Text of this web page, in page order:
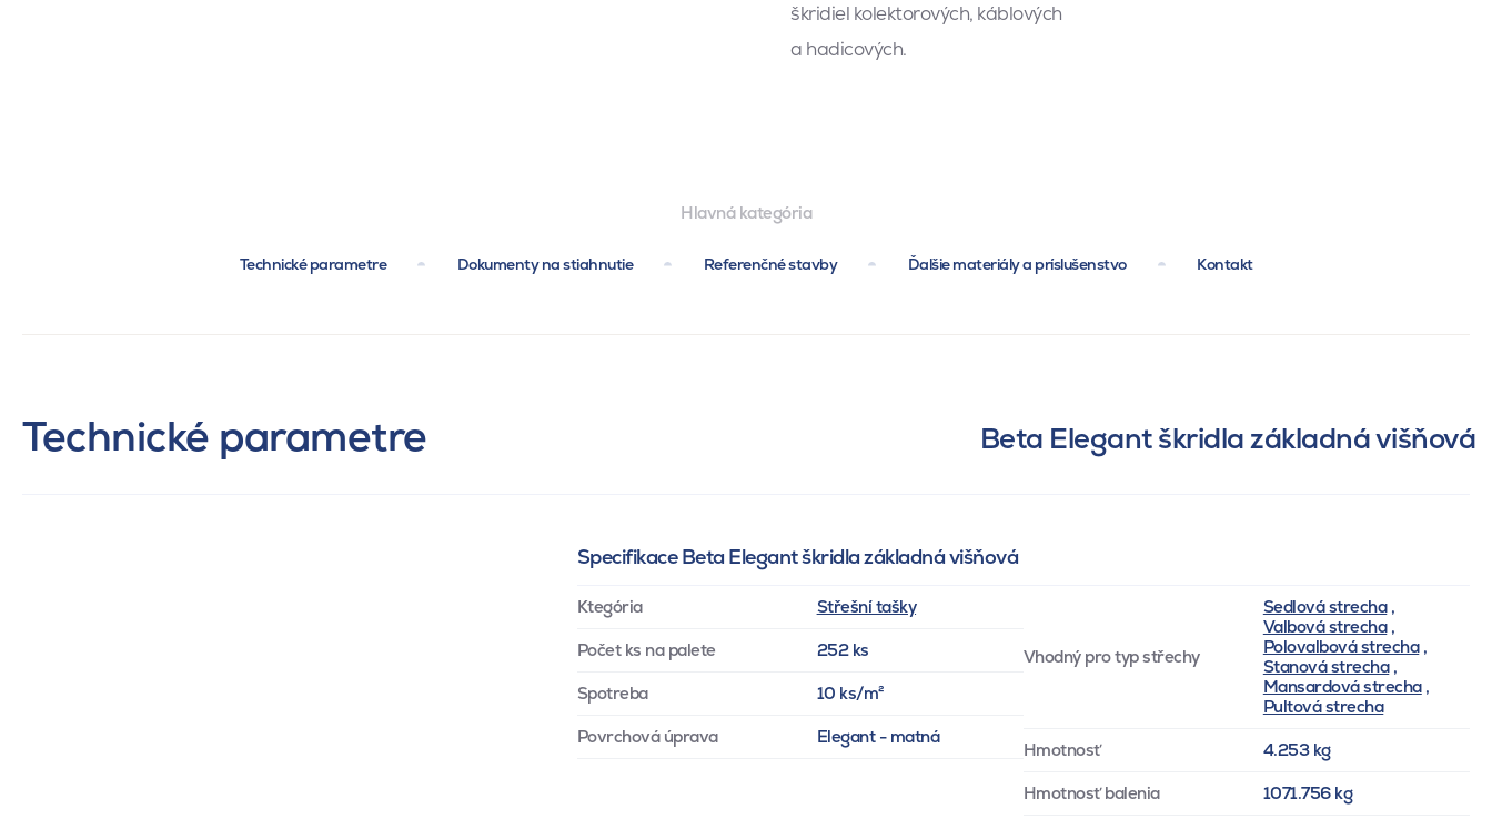
škridiel kolektorových, káblových
a hadicových.
Hlavná kategória
Technické parametre Dokumenty na stiahnutie Referenčné stavby Ďalšie materiály a príslušenstvo Kontakt
Technické parametre Beta Elegant škridla základná višňová
Specifikace Beta Elegant škridla základná višňová
Ktegória Střešní tašky
Počet ks na palete 252 ks
Spotreba 10 ks/m²
Povrchová úprava Elegant - matná
Vhodný pro typ střechy
Sedlová strecha,
Valbová strecha,
Polovalbová strecha,
Stanová strecha,
Mansardová strecha,
Pultová strecha
Hmotnosť 4.253 kg
Hmotnosť balenia 1071.756 kg